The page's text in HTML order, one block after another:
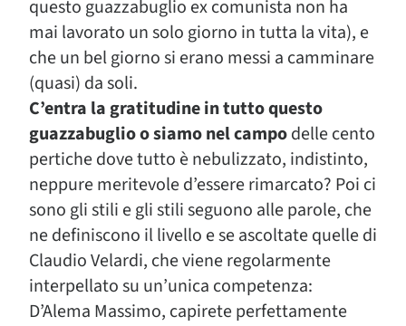
questo guazzabuglio ex comunista non ha
mai lavorato un solo giorno in tutta la vita), e
che un bel giorno si erano messi a camminare
(quasi) da soli.
C’entra la gratitudine in tutto questo
guazzabuglio o siamo nel campodelle cento
pertiche dove tutto è nebulizzato, indistinto,
neppure meritevole d’essere rimarcato? Poi ci
sono gli stili e gli stili seguono alle parole, che
ne definiscono il livello e se ascoltate quelle di
Claudio Velardi, che viene regolarmente
interpellato su un’unica competenza:
D’Alema Massimo, capirete perfettamente